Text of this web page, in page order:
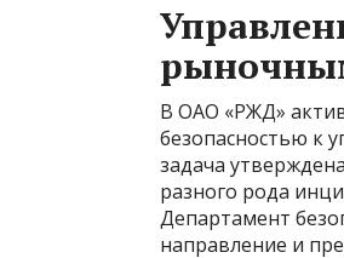
В ОАО «РЖД»
безопасностью к
задача
разного рода
Департамент
направление и